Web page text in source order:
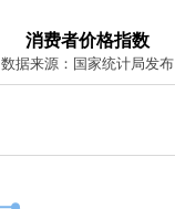
消费者价格指数
数据来源：国家统计局发布